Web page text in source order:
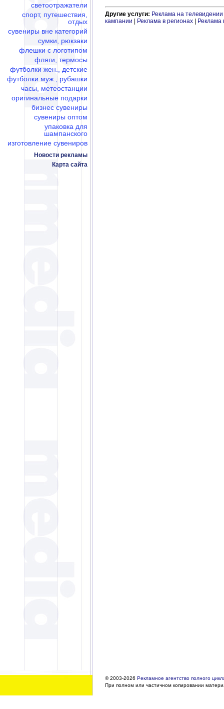
светоотражатели
спорт, путешествия,
отдых
сувениры вне категорий
сумки, рюкзаки
флешки c логотипом
фляги, термосы
футболки жен., детские
футболки муж., рубашки
часы, метеостанции
оригинальные подарки
бизнес сувениры
сувениры оптом
упаковка для
шампанского
изготовление сувениров
Новости рекламы
Карта сайта
Другие услуги: Реклама на телевидении
кампании
Реклама в регионах Реклама
© 2003-2026 Рекламное агентство полного
При полном или частичном копировании